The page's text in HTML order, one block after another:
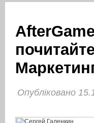
Опубліковано